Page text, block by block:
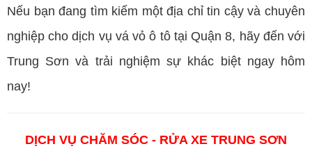
Nếu bạn đang tìm kiếm một địa chỉ tin cậy và chuyên
nghiệp cho dịch vụ vá vỏ ô tô tại Quận 8, hãy đến với
Trung Sơn và trải nghiệm sự khác biệt ngay hôm
nay!
DỊCH VỤ CHĂM SÓC - RỬA XE TRUNG SƠN